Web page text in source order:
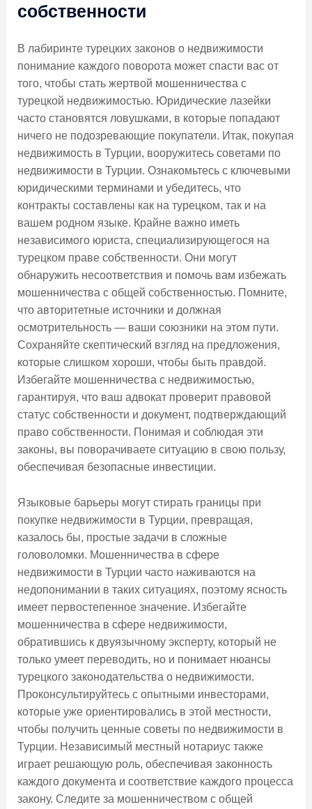
собственности
В лабиринте турецких законов о недвижимости
понимание каждого поворота может спасти вас от
того, чтобы стать жертвой мошенничества с
турецкой недвижимостью. Юридические лазейки
часто становятся ловушками, в которые попадают
ничего не подозревающие покупатели. Итак, покупая
недвижимость в Турции, вооружитесь советами по
недвижимости в Турции. Ознакомьтесь с ключевыми
юридическими терминами и убедитесь, что
контракты составлены как на турецком, так и на
вашем родном языке. Крайне важно иметь
независимого юриста, специализирующегося на
турецком праве собственности. Они могут
обнаружить несоответствия и помочь вам избежать
мошенничества с общей собственностью. Помните,
что авторитетные источники и должная
осмотрительность — ваши союзники на этом пути.
Сохраняйте скептический взгляд на предложения,
которые слишком хороши, чтобы быть правдой.
Избегайте мошенничества с недвижимостью,
гарантируя, что ваш адвокат проверит правовой
статус собственности и документ, подтверждающий
право собственности. Понимая и соблюдая эти
законы, вы поворачиваете ситуацию в свою пользу,
обеспечивая безопасные инвестиции.
Языковые барьеры могут стирать границы при
покупке недвижимости в Турции, превращая,
казалось бы, простые задачи в сложные
головоломки. Мошенничества в сфере
недвижимости в Турции часто наживаются на
недопонимании в таких ситуациях, поэтому ясность
имеет первостепенное значение. Избегайте
мошенничества в сфере недвижимости,
обратившись к двуязычному эксперту, который не
только умеет переводить, но и понимает нюансы
турецкого законодательства о недвижимости.
Проконсультируйтесь с опытными инвесторами,
которые уже ориентировались в этой местности,
чтобы получить ценные советы по недвижимости в
Турции. Независимый местный нотариус также
играет решающую роль, обеспечивая законность
каждого документа и соответствие каждого процесса
закону. Следите за мошенничеством с общей